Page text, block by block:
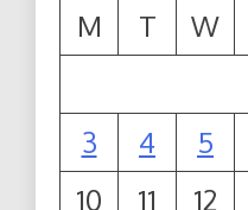
M
T W
3
4 5
10
11 12